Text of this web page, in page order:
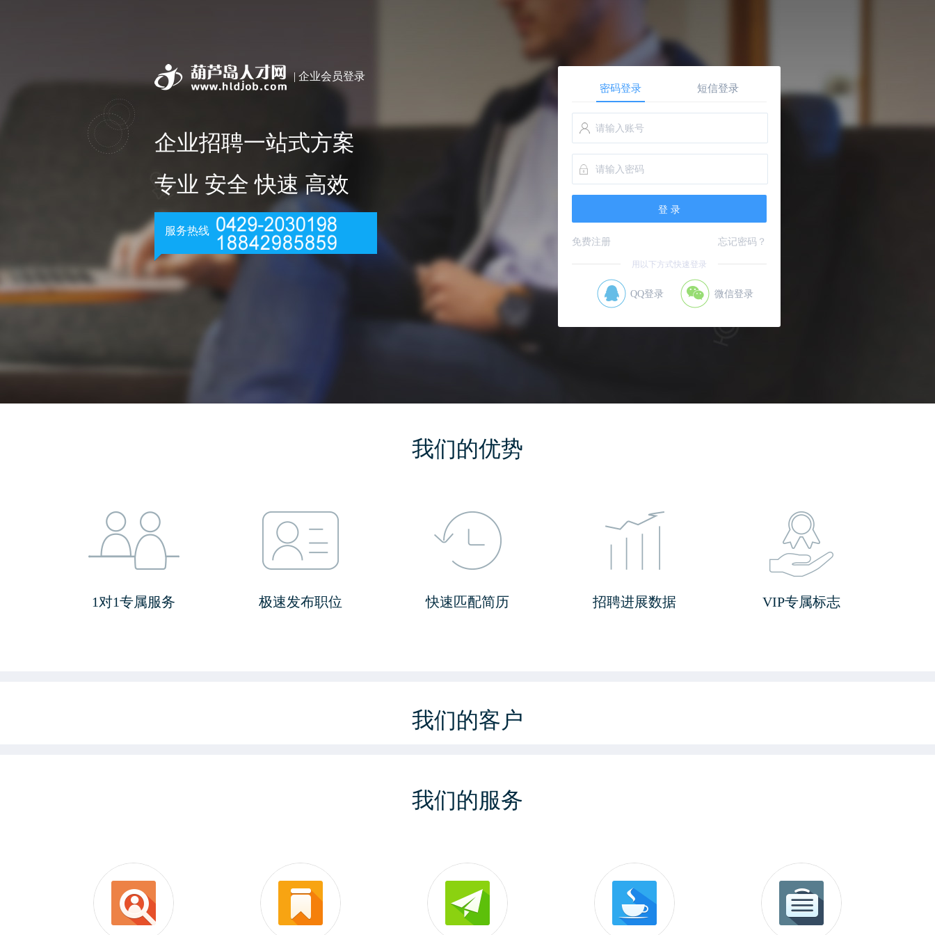
| 企业会员登录
企业招聘一站式方案
专业 安全 快速 高效
服务热线
密码登录 短信登录
免费注册 忘记密码？
用以下方式快速登录
QQ登录 微信登录
我们的优势
1对1专属服务 极速发布职位 快速匹配简历 招聘进展数据 VIP专属标志
我们的客户
我们的服务